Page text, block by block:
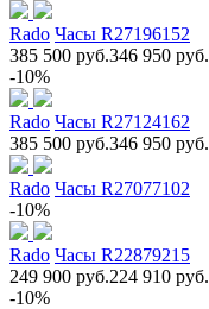
Rado Часы R27196152
385 500 руб.346 950 руб.
-10%
Rado Часы R27124162
385 500 руб.346 950 руб.
Rado Часы R27077102
-10%
Rado Часы R22879215
249 900 руб.224 910 руб.
-10%